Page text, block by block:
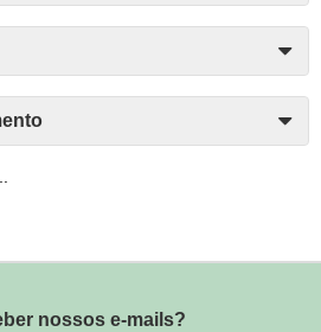
nossos e-mails?